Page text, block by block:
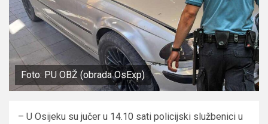
Foto: PU OBŽ (obrada OsExp)
– U Osijeku su jučer u 14.10 sati policijski službenici u